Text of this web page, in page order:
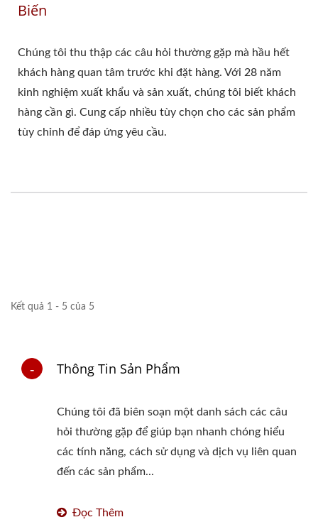
Biến
Chúng tôi thu thập các câu hỏi thường gặp mà hầu hết
khách hàng quan tâm trước khi đặt hàng. Với 28 năm
kinh nghiệm xuất khẩu và sản xuất, chúng tôi biết khách
hàng cần gì. Cung cấp nhiều tùy chọn cho các sản phẩm
tùy chỉnh để đáp ứng yêu cầu.
Kết quả 1 - 5 của 5
Thông Tin Sản Phẩm
Chúng tôi đã biên soạn một danh sách các câu
hỏi thường gặp để giúp bạn nhanh chóng hiểu
các tính năng, cách sử dụng và dịch vụ liên quan
đến các sản phẩm...
Đọc Thêm